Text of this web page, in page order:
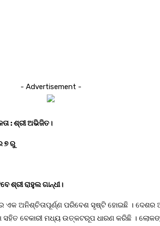
- Advertisement -
: ଶ୍ରୀ ଅଭିଜିତ।
୭ ରୁ
ଶ୍ରୀ ରାହୁଲ ଗାନ୍ଧୀ।
ଏକ ଅନିଶ୍ଚିତାପୂର୍ଣ୍ଣ ପରିବେଶ ସୃଷ୍ଟି ହୋଇଛି ।
ସହିତ ବେକାରୀ ମଧ୍ୟ ଉତ୍କଟରୂପ ଧାରଣ କରିଛି ।